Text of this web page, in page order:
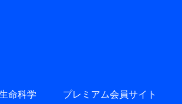
命科学 プレミアム会員サイト